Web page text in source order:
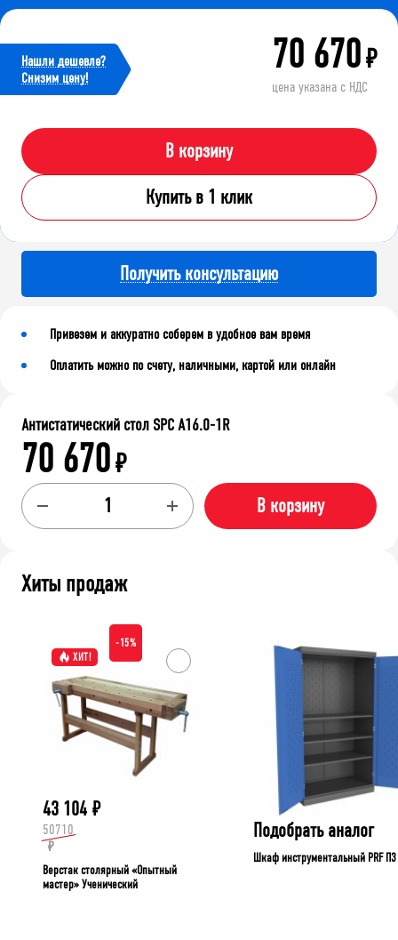
Нашли дешевле?
Cнизим цену!
70 670₽
цена указана с НДС
В корзину
Купить в 1 клик
Получить консультацию
Привезем и аккуратно соберем в удобное вам время
Оплатить можно по счету, наличными, картой или онлайн
Антистатический стол SPC A16.0-1R
70 670₽
В корзину
Хиты продаж
ХИТ!
-15%
43 104 ₽
50710
₽
Верстак столярный «Опытный
мастер» Ученический
Подобрать аналог
Шкаф инструментальный PRF П3